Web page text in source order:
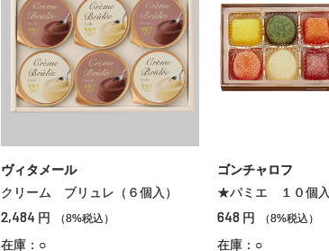
ヴィタメール
クリーム ブリュレ（６個入）
2,484 円 （8%税込）
在庫：○
ゴンチャロフ
★パミエ １０個入
648 円 （8%税込）
在庫：○